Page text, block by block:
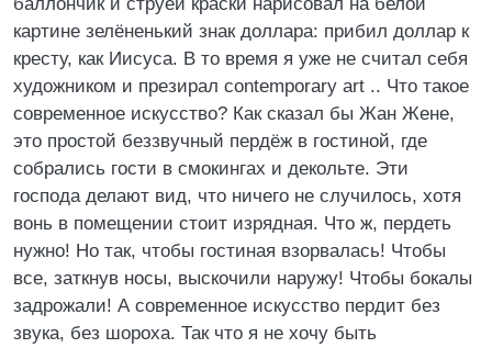
картине зелёненький знак доллара: прибил доллар к
кресту, как Иисуса. В то время я уже не считал себя
художником и презирал contemporary art .. Что такое
современное искусство? Как сказал бы Жан Жене,
это простой беззвучный пердёж в гостиной, где
собрались гости в смокингах и декольте. Эти
господа делают вид, что ничего не случилось, хотя
вонь в помещении стоит изрядная. Что ж, пердеть
нужно! Но так, чтобы гостиная взорвалась! Чтобы
все, заткнув носы, выскочили наружу! Чтобы бокалы
задрожали! А современное искусство пердит без
звука, без шороха. Так что я не хочу быть